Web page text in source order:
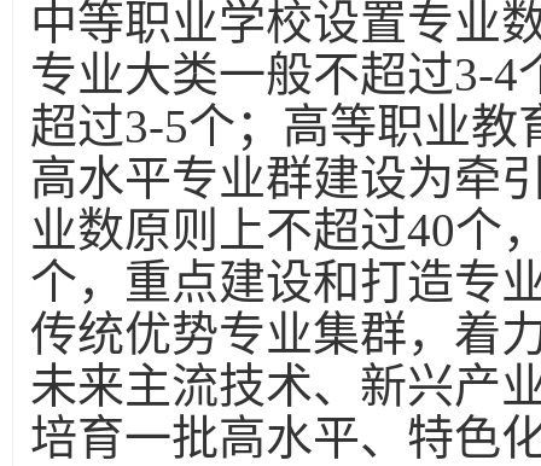
中等职业学校设置专业
专业大类一般不超过3-
超过3-5个；高等职业教
高水平专业群建设为牵
业数原则上不超过40个
个，重点建设和打造专
传统优势专业集群，着
未来主流技术、新兴产
培育一批高水平、特色